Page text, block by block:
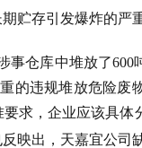
贮存引发爆炸的严
事仓库中堆放了600
的违规堆放危险废
求，企业应该具体
映出，天嘉宜公司